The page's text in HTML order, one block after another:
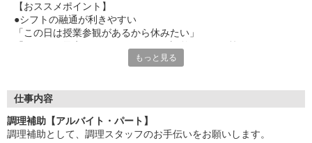
【おススメポイント】
●シフトの融通が利きやすい
「この日は授業参観があるから休みたい」
家庭や趣味の都合にも柔軟に対応しますので、お気軽にご相談く
●20代〜50代の幅広い年代のスタッフが活躍中
躍中
もっと見る
仕事内容
調理補助【アルバイト・パート】
調理補助として、調理スタッフのお手伝いをお願いします。